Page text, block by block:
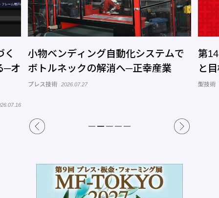
く
─オ
小物ベンディング自動化システムで
ボトルネックの解消へ─正幸産業
プレス技術 2026.07.27
第
と
型技術